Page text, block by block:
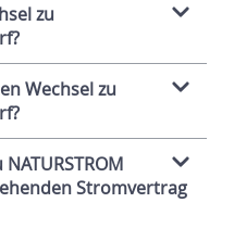
zu
Wechsel zu
Stromvertrag